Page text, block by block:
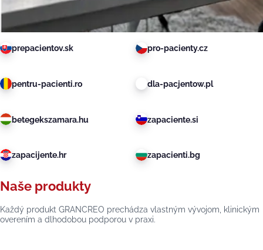
prepacientov.sk pro-pacienty.cz
pentru-pacienti.ro dla-pacjentow.pl
betegekszamara.hu zapaciente.si
zapacijente.hr zapacienti.bg
Naše produkty
Každý produkt GRANCREO prechádza vlastným vývojom, klinickým
overením a dlhodobou podporou v praxi.